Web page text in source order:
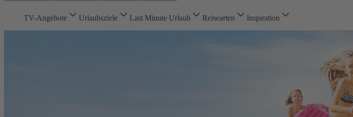
TV-Angebote Urlaubsziele Last Minute Urlaub Reisearten Inspiration